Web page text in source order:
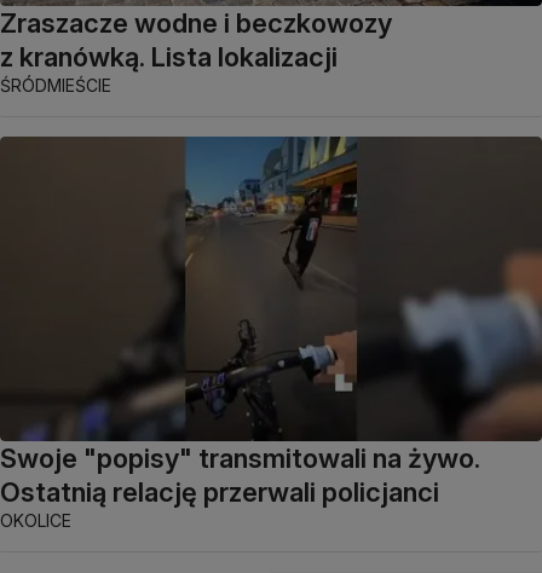
Zraszacze wodne i beczkowozy
z kranówką. Lista lokalizacji
ŚRÓDMIEŚCIE
Swoje "popisy" transmitowali na żywo.
Ostatnią relację przerwali policjanci
OKOLICE